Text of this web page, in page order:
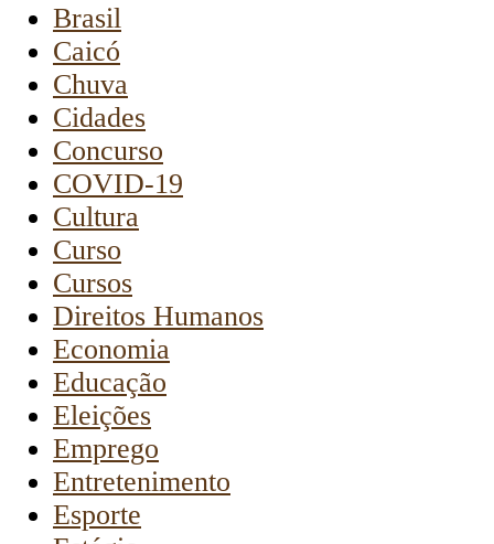
Brasil
Caicó
Chuva
Cidades
Concurso
COVID-19
Cultura
Curso
Cursos
Direitos Humanos
Economia
Educação
Eleições
Emprego
Entretenimento
Esporte